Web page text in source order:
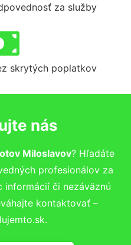
za služby
skrytých poplatkov
nás
Miloslavov? Hľadáte
profesionálov za
informácií či nezáväznú
kontaktovať –